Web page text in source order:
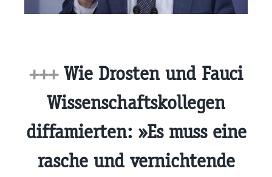
+++Wie Drosten und Fauci
Wissenschaftskollegen
diffamierten: »Es muss eine
rasche und vernichtende